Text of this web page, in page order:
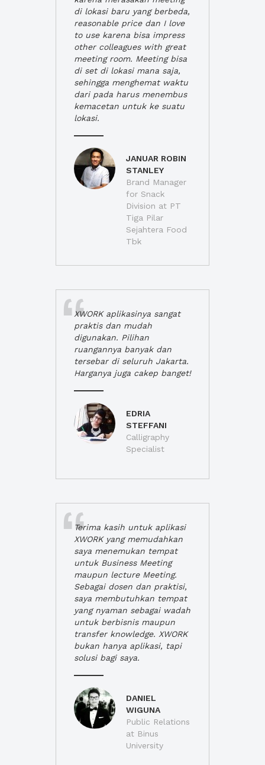
di lokasi baru yang berbeda,
reasonable price dan I love
to use karena bisa impress
other colleagues with great
meeting room. Meeting bisa
di set di lokasi mana saja,
sehingga menghemat waktu
dari pada harus menembus
kemacetan untuk ke suatu
lokasi.
JANUAR ROBIN
STANLEY
Brand Manager
for Snack
Division at PT
Tiga Pilar
Sejahtera Food
Tbk
XWORK aplikasinya sangat
praktis dan mudah
digunakan. Pilihan
ruangannya banyak dan
tersebar di seluruh Jakarta.
Harganya juga cakep banget!
EDRIA
STEFFANI
Calligraphy
Specialist
Terima kasih untuk aplikasi
XWORK yang memudahkan
saya menemukan tempat
untuk Business Meeting
maupun lecture Meeting.
Sebagai dosen dan praktisi,
saya membutuhkan tempat
yang nyaman sebagai wadah
untuk berbisnis maupun
transfer knowledge. XWORK
bukan hanya aplikasi, tapi
solusi bagi saya.
DANIEL
WIGUNA
Public Relations
at Binus
University